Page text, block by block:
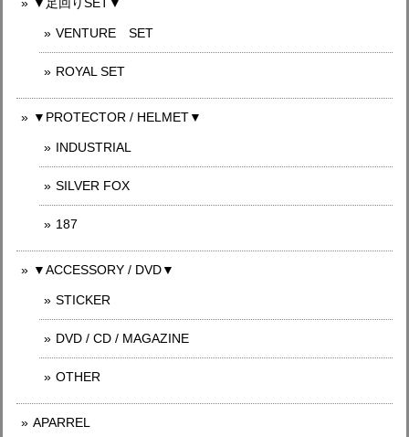
VENTURE SET
ROYAL SET
▼PROTECTOR / HELMET▼
INDUSTRIAL
SILVER FOX
187
▼ACCESSORY / DVD▼
STICKER
DVD / CD / MAGAZINE
OTHER
APARREL